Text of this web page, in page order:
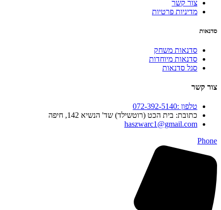
צור קשר
מדיניות פרטיות
סדנאות
סדנאות משחק
סדנאות מיוחדות
סגל סדנאות
צור קשר
טלפון :072-392-5140
כתובת: בית הכט (רוטשילד) שד' הנשיא 142, חיפה
haszwarc1@gmail.com
Phone